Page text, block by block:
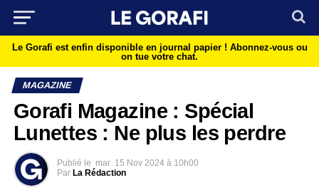
Le Gorafi est enfin disponible en journal papier ! Abonnez-vous ou
on tue votre chat.
MAGAZINE
Gorafi Magazine : Spécial
Lunettes : Ne plus les perdre
Publié le mar 15 Nov 2024 à 10h00
Par La Rédaction